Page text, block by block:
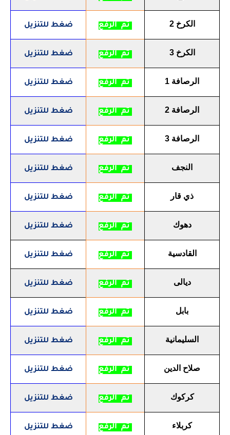
الكرخ 2 تم الرفع ضغط للتنزيل
الكرخ 3 تم الرفع ضغط للتنزيل
الرصافة 1 تم الرفع ضغط للتنزيل
الرصافة 2 تم الرفع ضغط للتنزيل
الرصافة 3 تم الرفع ضغط للتنزيل
النجف تم الرفع ضغط للتنزيل
ذي قار تم الرفع ضغط للتنزيل
دهوك تم الرفع ضغط للتنزيل
القادسية تم الرفع ضغط للتنزيل
ديالى تم الرفع ضغط للتنزيل
بابل تم الرفع ضغط للتنزيل
السليمانية تم الرفع ضغط للتنزيل
صلاح الدين تم الرفع ضغط للتنزيل
كركوك تم الرفع ضغط للتنزيل
كربلاء تم الرفع ضغط للتنزيل